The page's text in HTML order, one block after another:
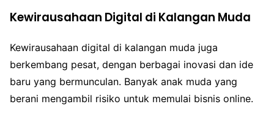
Kewirausahaan Digital di Kalangan Muda
Kewirausahaan digital di kalangan muda juga
berkembang pesat, dengan berbagai inovasi dan ide
baru yang bermunculan. Banyak anak muda yang
berani mengambil risiko untuk memulai bisnis online.